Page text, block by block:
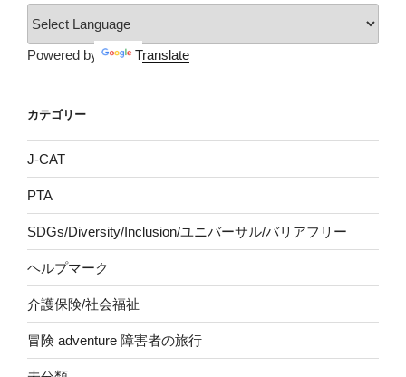
Powered by Translate
カテゴリー
J-CAT
PTA
SDGs/Diversity/Inclusion/ユニバーサル/バリアフリー
ヘルプマーク
介護保険/社会福祉
冒険 adventure 障害者の旅行